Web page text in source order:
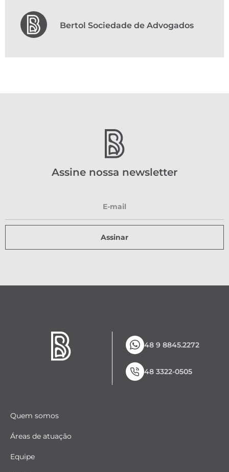
Bertol Sociedade de Advogados
Assine nossa newsletter
Assinar
48 9 8845.2272
48 3322-0505
Quem somos
Áreas de atuação
Equipe